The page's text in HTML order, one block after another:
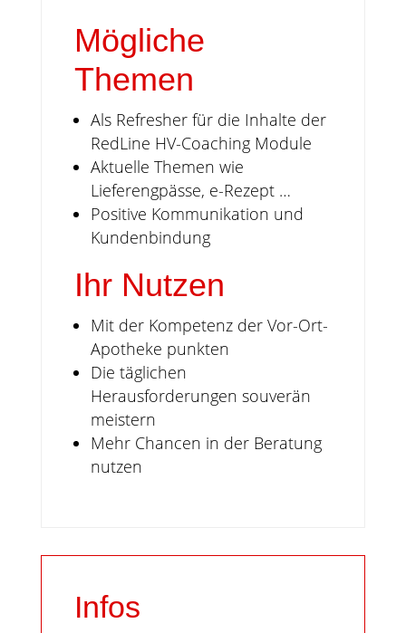
Mögliche
Themen
Als Refresher für die Inhalte der
RedLine HV-Coaching Module
Aktuelle Themen wie
Lieferengpässe, e-Rezept …
Positive Kommunikation und
Kundenbindung
Ihr Nutzen
Mit der Kompetenz der Vor-Ort-
Apotheke punkten
Die täglichen
Herausforderungen souverän
meistern
Mehr Chancen in der Beratung
nutzen
Infos